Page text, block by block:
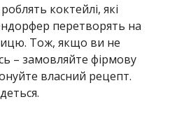
коктейлі, які
перетворять на
Тож, якщо ви не
– замовляйте фірмову
власний рецепт.